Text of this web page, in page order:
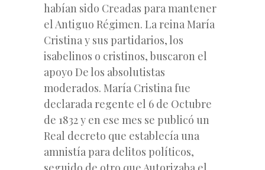
habían sido Creadas para mantener
el Antiguo Régimen. La reina María
Cristina y sus partidarios, los
isabelinos o cristinos, buscaron el
apoyo De los absolutistas
moderados. María Cristina fue
declarada regente el 6 de Octubre
de 1832 y en ese mes se publicó un
Real decreto que establecía una
amnistía para delitos políticos,